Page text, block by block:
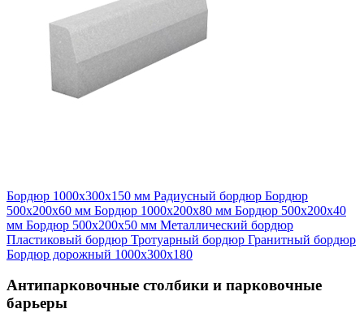
Бордюр 1000х300х150 мм Радиусный бордюр Бордюр
500х200х60 мм Бордюр 1000х200х80 мм Бордюр 500х200х40
мм Бордюр 500х200х50 мм Металлический бордюр
Пластиковый бордюр Тротуарный бордюр Гранитный бордюр
Бордюр дорожный 1000х300х180
Антипарковочные столбики и парковочные
барьеры